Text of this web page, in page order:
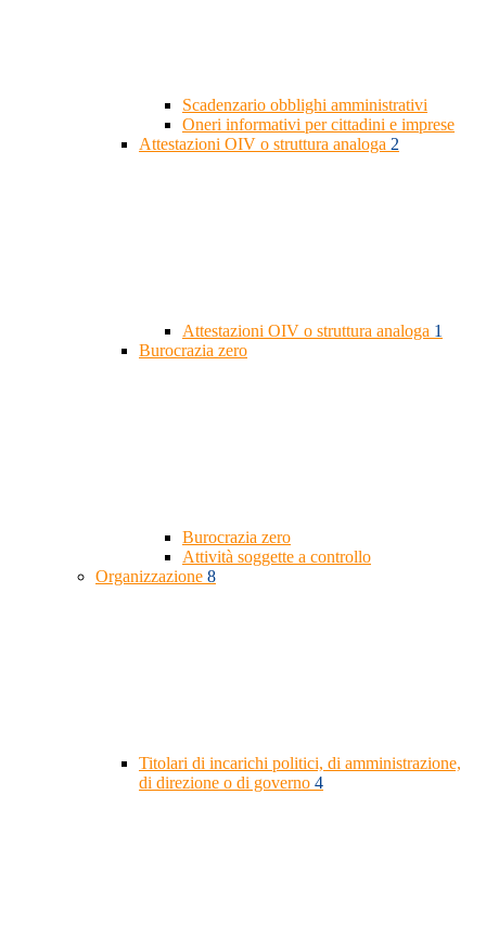
Scadenzario obblighi amministrativi
Oneri informativi per cittadini e imprese
Attestazioni OIV o struttura analoga 2
Attestazioni OIV o struttura analoga 1
Burocrazia zero
Burocrazia zero
Attività soggette a controllo
Organizzazione 8
Titolari di incarichi politici, di amministrazione,
di direzione o di governo 4